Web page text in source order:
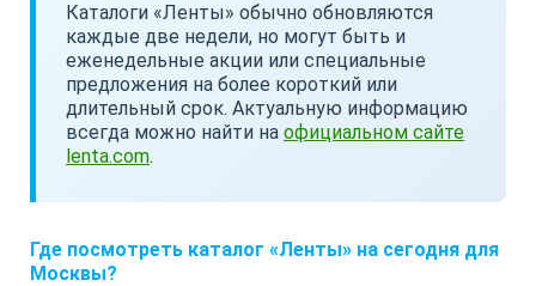
Каталоги «Ленты» обычно обновляются
каждые две недели, но могут быть и
еженедельные акции или специальные
предложения на более короткий или
длительный срок. Актуальную информацию
всегда можно найти на официальном сайте
lenta.com.
Где посмотреть каталог «Ленты» на сегодня для
Москвы?